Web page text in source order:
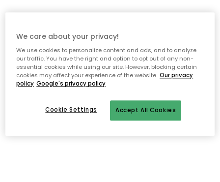
We care about your privacy!
We use cookies to personalize content and ads, and to analyze
our traffic. You have the right and option to opt out of any non-
essential cookies while using our site. However, blocking certain
cookies may affect your experience of the website. Our privacy
policy Google's privacy policy
Accept All Cookies
Cookie Settings